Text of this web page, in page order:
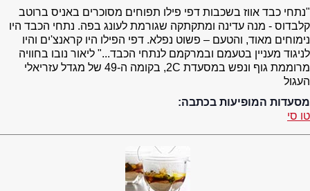
"נתחי כבד אווז בשכבות דפי פילו תפוחים מסוכרים באניס ברוטב
קלבדוס - מנה עדינה ומתקתקה שגורמת לעונג בפה. נתחי הכבד היו
נימוחים מאוד, והטעם – פשוט נפלא. דפי הפילו היו קראנצ'ים והיו
לניגוד מעניין בטעמם ובמרקמם לנתחי הכבד..." ליאור נובו בחוויה
מרוממת גוף ונפש במסעדת 2C, בקומה ה-49 של מגדל עזריאלי
העגול
מסעדות המופיעות בכתבה:
טו סי